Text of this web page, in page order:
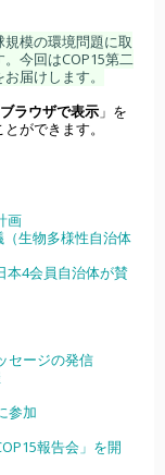
模の環境問題に取
今回はCOP15第二
届けします。
ブラウザで表示 」を
ができます。
画
生物多様性自治体
本4会員自治体が賛
セージの発信
参加
報告会」を開